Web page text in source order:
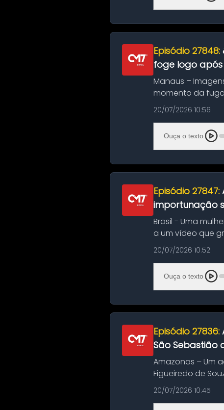
Episódio 27848:
foge logo após
Manaus –
momento da
noite deste último
20/07/2026 10:56
Ouça o texto
Episódio 27847:
importunação
Brasil - Uma
a um vídeo que
na Bahia. O c...
20/07/2026 10:52
Ouça o texto
Episódio 27836:
São Sebastião
Amazonas – Um
Figueiredo de
Amazonas. A
20/07/2026 10:45